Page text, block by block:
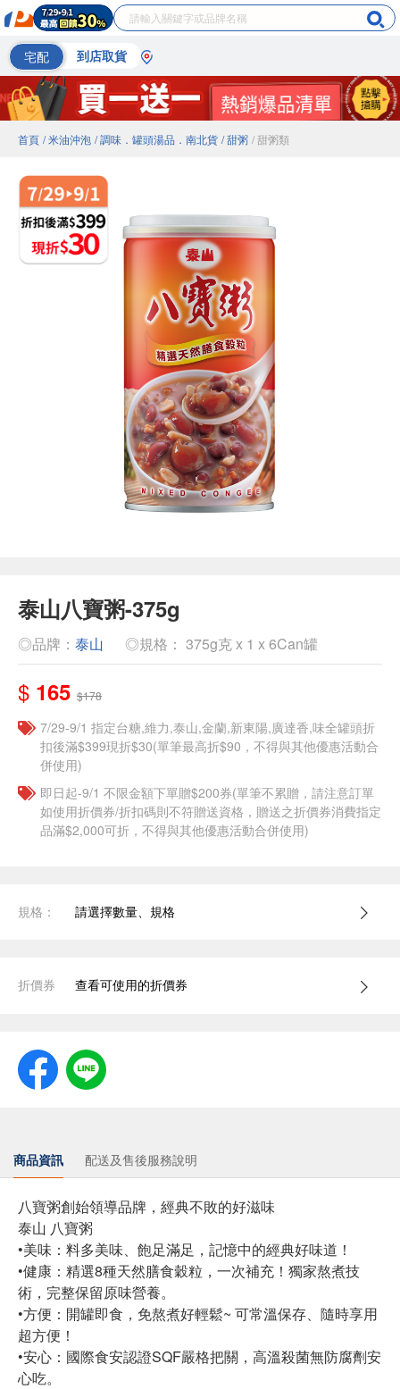
宅配 到店取貨
首頁 / 米油沖泡 / 調味．罐頭湯品．南北貨 / 甜粥 / 甜粥類
泰山八寶粥-375g
◎品牌： 泰山 ◎規格： 375g克 x 1 x 6Can罐
$ 165 $178
7/29-9/1 指定台糖,維力,泰山,金蘭,新東陽,廣達香,味全罐頭折
扣後滿$399現折$30(單筆最高折$90，不得與其他優惠活動合
併使用)
即日起-9/1 不限金額下單贈$200券(單筆不累贈，請注意訂單
如使用折價券/折扣碼則不符贈送資格，贈送之折價券消費指定
品滿$2,000可折，不得與其他優惠活動合併使用)
規格： 請選擇數量、規格
折價券 查看可使用的折價券
商品資訊 配送及售後服務說明
八寶粥創始領導品牌，經典不敗的好滋味
泰山 八寶粥
•美味：料多美味、飽足滿足，記憶中的經典好味道！
•健康：精選8種天然膳食穀粒，一次補充！獨家熬煮技
術，完整保留原味營養。
•方便：開罐即食，免熬煮好輕鬆~ 可常溫保存、隨時享用
超方便！
•安心：國際食安認證SQF嚴格把關，高溫殺菌無防腐劑安
心吃。